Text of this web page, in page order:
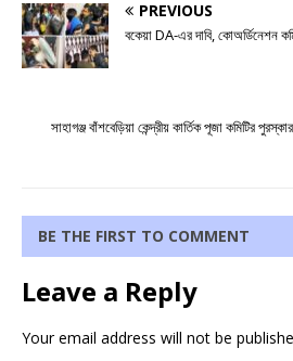
PREVIOUS
বকেয়া DA-এর দাবি, কোঅর্ডিনেশন
সাহাগঞ্জ বাঁশবেড়িয়া কেন্দ্রীয় কার্তিক পূজা কমিটির
BE THE FIRST TO COMMENT
Leave a Reply
Your email address will not be